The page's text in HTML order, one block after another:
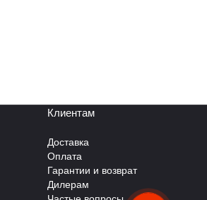
Клиентам
Доставка
Оплата
Гарантии и возврат
Дилерам